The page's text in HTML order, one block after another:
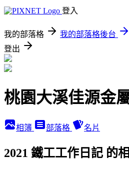
登入
我的部落格 我的部落格後台
登出
桃園大溪佳源金
相簿 部落格 名片
2021 鐵工工作日記 的